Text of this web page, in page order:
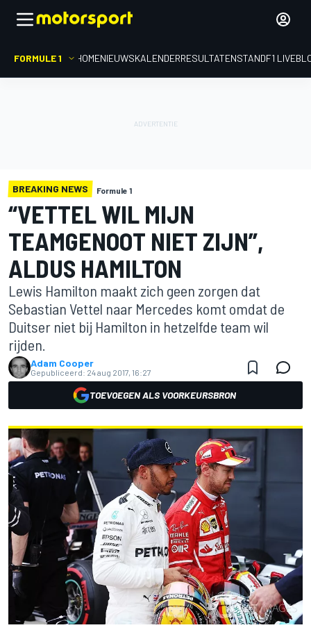
FORMULE 1 HOMENIEUWSKALENDERRESULTATENSTANDF1
BREAKING NEWS Formule 1
“VETTEL WIL MIJN
TEAMGENOOT NIET ZIJN”,
ALDUS HAMILTON
Lewis Hamilton maakt zich geen zorgen dat
Sebastian Vettel naar Mercedes komt omdat de
Duitser niet bij Hamilton in hetzelfde team wil
rijden.
Adam Cooper
Gepubliceerd: 24 aug 2017, 16:27
TOEVOEGEN ALS VOORKEURSBRON